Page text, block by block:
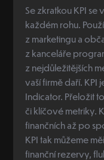
Se zkratkou KPI se
každém rohu.
z marketingu a
z kanceláře
z nejdůležitějších
vaší firmě daří. KPI
Indicator. Přeložit
či klíčové metriky.
finančních až po
KPI tak můžeme
finanční rezervy,